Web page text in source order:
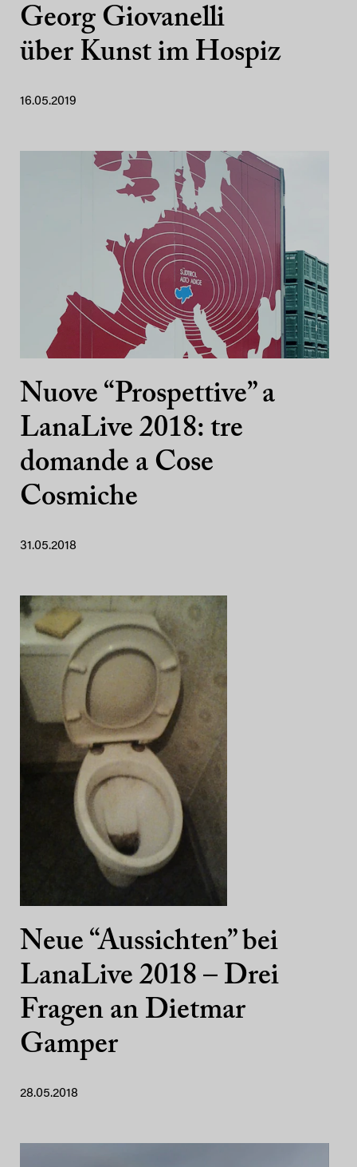
Georg Giovanelli
über Kunst im Hospiz
16.05.2019
Nuove “Prospettive” a
LanaLive 2018: tre
domande a Cose
Cosmiche
31.05.2018
Neue “Aussichten” bei
LanaLive 2018 – Drei
Fragen an Dietmar
Gamper
28.05.2018